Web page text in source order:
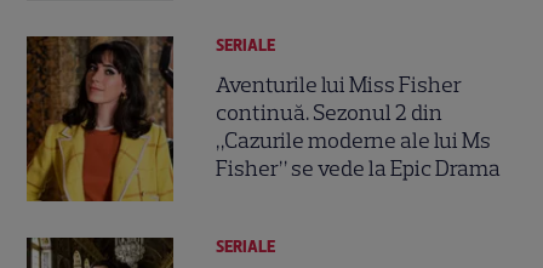
SERIALE
Aventurile lui Miss Fisher
continuă. Sezonul 2 din
„Cazurile moderne ale lui Ms
Fisher” se vede la Epic Drama
SERIALE